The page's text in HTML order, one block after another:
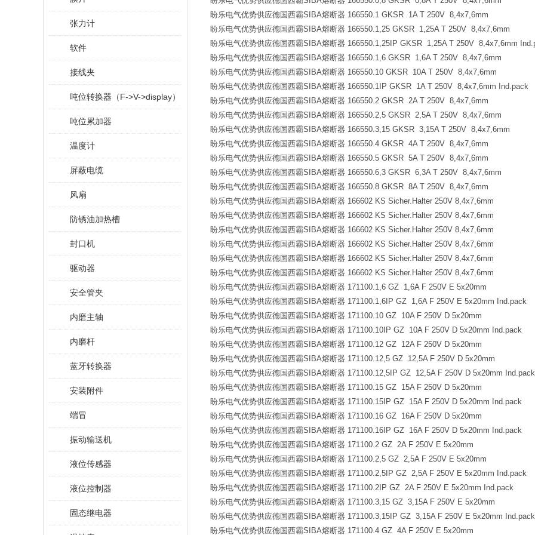
张力计
软件
接线夹
吨位转换器（F->V->display）
吨位累加器
温度计
屏蔽电缆
风扇
防锈油加热槽
封口机
驱动器
安全管夹
内磨主轴
内磨杆
蓝牙转换器
安装附件
端冒
振动输送机
液位传感器
液位控制器
固态继电器
盼乐电气优势供应德国西霸SIBA熔断器 166550.1 GKSR 1A T 250V 8,4x7,6mm
盼乐电气优势供应德国西霸SIBA熔断器 166550.1,25 GKSR 1,25A T 250V 8,4x7,6mm
盼乐电气优势供应德国西霸SIBA熔断器 166550.1,25IP GKSR 1,25A T 250V 8,4x7,6mm
盼乐电气优势供应德国西霸SIBA熔断器 166550.1,6 GKSR 1,6A T 250V 8,4x7,6mm
盼乐电气优势供应德国西霸SIBA熔断器 166550.10 GKSR 10A T 250V 8,4x7,6mm
盼乐电气优势供应德国西霸SIBA熔断器 166550.1IP GKSR 1A T 250V 8,4x7,6mm Ind.pack
盼乐电气优势供应德国西霸SIBA熔断器 166550.2 GKSR 2A T 250V 8,4x7,6mm
盼乐电气优势供应德国西霸SIBA熔断器 166550.2,5 GKSR 2,5A T 250V 8,4x7,6mm
盼乐电气优势供应德国西霸SIBA熔断器 166550.3,15 GKSR 3,15A T 250V 8,4x7,6mm
盼乐电气优势供应德国西霸SIBA熔断器 166550.4 GKSR 4A T 250V 8,4x7,6mm
盼乐电气优势供应德国西霸SIBA熔断器 166550.5 GKSR 5A T 250V 8,4x7,6mm
盼乐电气优势供应德国西霸SIBA熔断器 166550.6,3 GKSR 6,3A T 250V 8,4x7,6mm
盼乐电气优势供应德国西霸SIBA熔断器 166550.8 GKSR 8A T 250V 8,4x7,6mm
盼乐电气优势供应德国西霸SIBA熔断器 166602 KS Sicher.Halter 250V 8,4x7,6mm
盼乐电气优势供应德国西霸SIBA熔断器 166602 KS Sicher.Halter 250V 8,4x7,6mm
盼乐电气优势供应德国西霸SIBA熔断器 166602 KS Sicher.Halter 250V 8,4x7,6mm
盼乐电气优势供应德国西霸SIBA熔断器 166602 KS Sicher.Halter 250V 8,4x7,6mm
盼乐电气优势供应德国西霸SIBA熔断器 166602 KS Sicher.Halter 250V 8,4x7,6mm
盼乐电气优势供应德国西霸SIBA熔断器 166602 KS Sicher.Halter 250V 8,4x7,6mm
盼乐电气优势供应德国西霸SIBA熔断器 171100.1,6 GZ 1,6A F 250V E 5x20mm
盼乐电气优势供应德国西霸SIBA熔断器 171100.1,6IP GZ 1,6A F 250V E 5x20mm Ind.pack
盼乐电气优势供应德国西霸SIBA熔断器 171100.10 GZ 10A F 250V D 5x20mm
盼乐电气优势供应德国西霸SIBA熔断器 171100.10IP GZ 10A F 250V D 5x20mm Ind.pack
盼乐电气优势供应德国西霸SIBA熔断器 171100.12 GZ 12A F 250V D 5x20mm
盼乐电气优势供应德国西霸SIBA熔断器 171100.12,5 GZ 12,5A F 250V D 5x20mm
盼乐电气优势供应德国西霸SIBA熔断器 171100.12,5IP GZ 12,5A F 250V D 5x20mm Ind.pack
盼乐电气优势供应德国西霸SIBA熔断器 171100.15 GZ 15A F 250V D 5x20mm
盼乐电气优势供应德国西霸SIBA熔断器 171100.15IP GZ 15A F 250V D 5x20mm Ind.pack
盼乐电气优势供应德国西霸SIBA熔断器 171100.16 GZ 16A F 250V D 5x20mm
盼乐电气优势供应德国西霸SIBA熔断器 171100.16IP GZ 16A F 250V D 5x20mm Ind.pack
盼乐电气优势供应德国西霸SIBA熔断器 171100.2 GZ 2A F 250V E 5x20mm
盼乐电气优势供应德国西霸SIBA熔断器 171100.2,5 GZ 2,5A F 250V E 5x20mm
盼乐电气优势供应德国西霸SIBA熔断器 171100.2,5IP GZ 2,5A F 250V E 5x20mm Ind.pack
盼乐电气优势供应德国西霸SIBA熔断器 171100.2IP GZ 2A F 250V E 5x20mm Ind.pack
盼乐电气优势供应德国西霸SIBA熔断器 171100.3,15 GZ 3,15A F 250V E 5x20mm
盼乐电气优势供应德国西霸SIBA熔断器 171100.3,15IP GZ 3,15A F 250V E 5x20mm Ind.pack
盼乐电气优势供应德国西霸SIBA熔断器 171100.4 GZ 4A F 250V E 5x20mm